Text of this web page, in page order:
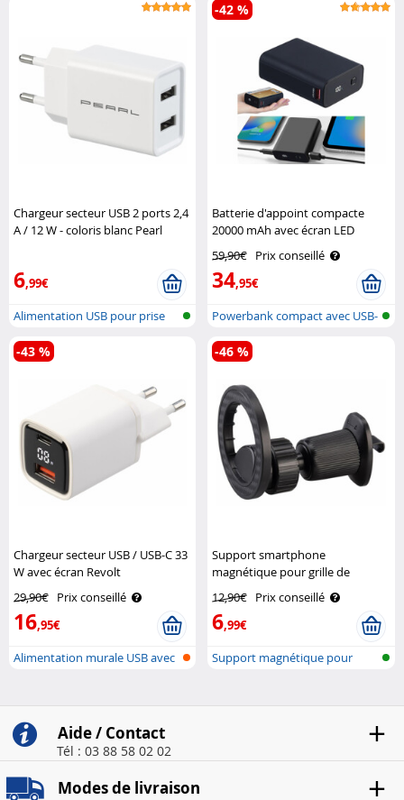
Chargeur secteur USB 2 ports 2,4
A / 12 W - coloris blanc Pearl
6,99€
Alimentation USB pour prise
secteur
Batterie d'appoint compacte
20000 mAh avec écran LED
59,90€ Prix conseillé
34,95€
-42 %
Powerbank compact avec USB-
C Power ..
Chargeur secteur USB / USB-C 33
W avec écran Revolt
29,90€ Prix conseillé
16,95€
-43 %
Alimentation murale USB avec
Support smartphone
magnétique pour grille de
12,90€ Prix conseillé
6,99€
-46 %
Support magnétique pour
Aide / Contact
Tél : 03 88 58 02 02
Modes de livraison